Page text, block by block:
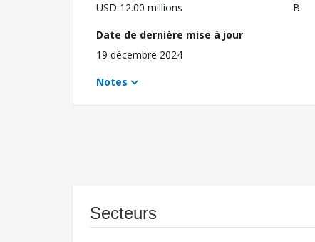
USD 12.00 millions
B
Date de dernière mise à jour
19 décembre 2024
Notes
Secteurs